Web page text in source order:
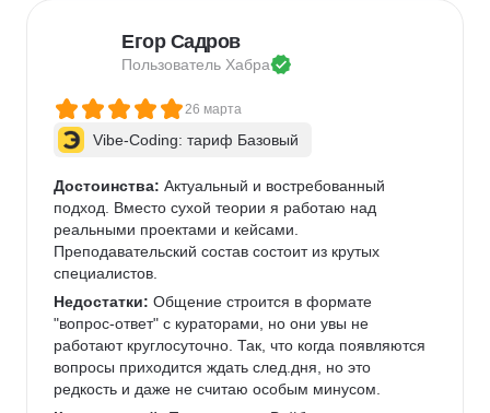
Егор Садров
Пользователь Хабра
26 марта
Vibe-Coding: тариф Базовый
Достоинства: Актуальный и востребованный
подход. Вместо сухой теории я работаю над
реальными проектами и кейсами.
Преподавательский состав состоит из крутых
специалистов.
Недостатки: Общение строится в формате
"вопрос-ответ" с кураторами, но они увы не
работают круглосуточно. Так, что когда появляются
вопросы приходится ждать след.дня, но это
редкость и даже не считаю особым минусом.